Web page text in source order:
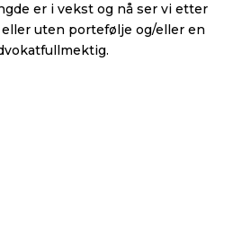
er i vekst og nå ser vi etter
uten portefølje og/eller en